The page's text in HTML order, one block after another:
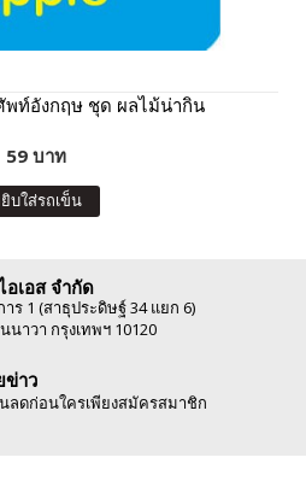
พท์อังกฤษ ชุด ผลไม้น่ากิน
59 บาท
บใส่รถเข็น
เอส จำกัด
ร 1 (สาธุประดิษฐ์ 34 แยก 6)
นาวา กรุงเทพฯ 10120
าว
ลดก่อนใครเพียงสมัครสมาชิก